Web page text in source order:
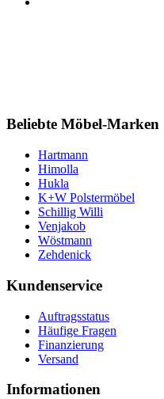
Beliebte Möbel-Marken
Hartmann
Himolla
Hukla
K+W Polstermöbel
Schillig Willi
Venjakob
Wöstmann
Zehdenick
Kundenservice
Auftragsstatus
Häufige Fragen
Finanzierung
Versand
Informationen